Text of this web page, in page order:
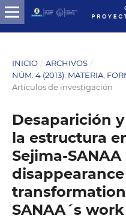
INICIO / ARCHIVOS /
NÚM. 4 (2013): MATERIA,
Artículos de investigación
Desaparición
la estructura
Sejima-
SANAA´s work